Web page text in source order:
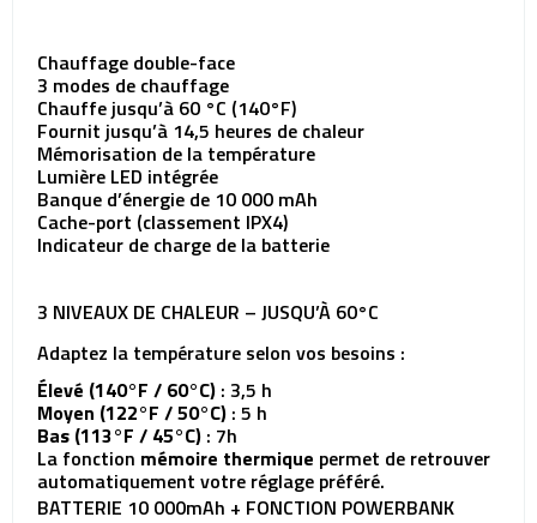
Chauffage double-face
3 modes de chauffage
Chauffe jusqu’à 60 °C (140°F)
Fournit jusqu’à 14,5 heures de chaleur
Mémorisation de la température
Lumière LED intégrée
Banque d’énergie de 10 000 mAh
Cache-port (classement IPX4)
Indicateur de charge de la batterie
3 NIVEAUX DE CHALEUR – JUSQU’À 60°C
Adaptez la température selon vos besoins :
Élevé (140°F / 60°C) : 3,5 h
Moyen (122°F / 50°C) : 5 h
Bas (113°F / 45°C) : 7h
La fonction mémoire thermique permet de retrouver
automatiquement votre réglage préféré.
BATTERIE 10 000mAh + FONCTION POWERBANK